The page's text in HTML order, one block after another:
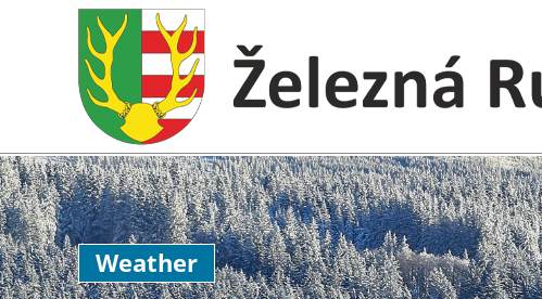
Weather